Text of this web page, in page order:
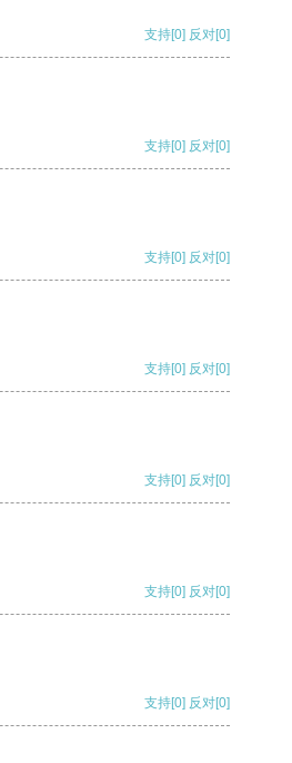
支持[0] 反对[0]
支持[0] 反对[0]
支持[0] 反对[0]
支持[0] 反对[0]
支持[0] 反对[0]
支持[0] 反对[0]
支持[0] 反对[0]